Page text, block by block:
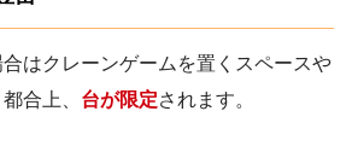
はクレーンゲームを置くスペースや
合上、 台が限定されます。